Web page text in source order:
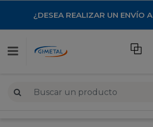
¿DESEA REALIZAR UN ENVÍO A